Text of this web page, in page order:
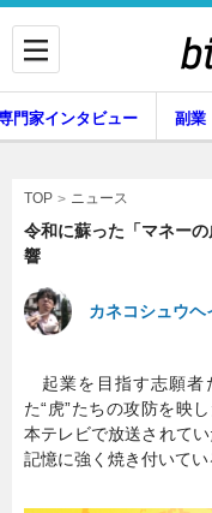
副業
門家インタビュー 副業
TOP ニュース
令和に蘇った「マネー
響
カネコシュウヘ
起業を目指す志願者
た“虎”たちの攻防を映
本テレビで放送されて
記憶に強く焼き付いてい